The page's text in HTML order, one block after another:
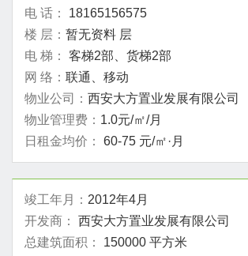
电 话：
18165156575
楼 层： 暂无资料 层
电 梯：
客梯2部、货梯2部
网 络： 联通、移动
物业公司： 西安大方置业发展有限公司
物业管理费： 1.0元/㎡/月
日租金均价：
60-75 元/㎡·月
竣工年月： 2012年4月
开发商：
西安大方置业发展有限公司
总建筑面积：
150000 平方米